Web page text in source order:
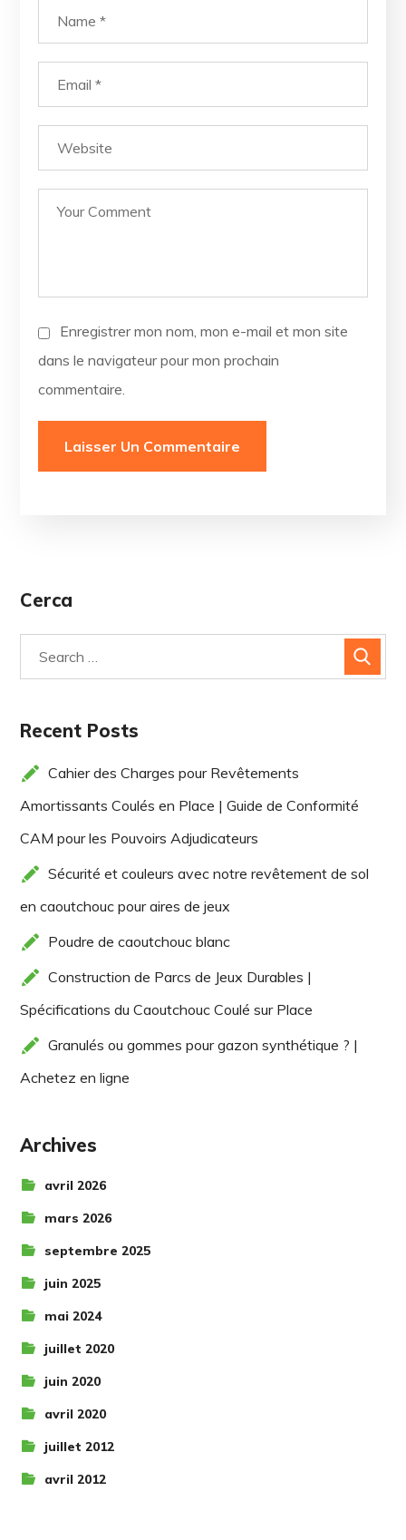
Enregistrer mon nom, mon e-mail et mon site
dans le navigateur pour mon prochain
commentaire.
Cerca
Recent Posts
Cahier des Charges pour Revêtements
Amortissants Coulés en Place | Guide de Conformité
CAM pour les Pouvoirs Adjudicateurs
Sécurité et couleurs avec notre revêtement de sol
en caoutchouc pour aires de jeux
Poudre de caoutchouc blanc
Construction de Parcs de Jeux Durables |
Spécifications du Caoutchouc Coulé sur Place
Granulés ou gommes pour gazon synthétique ? |
Achetez en ligne
Archives
avril 2026
mars 2026
septembre 2025
juin 2025
mai 2024
juillet 2020
juin 2020
avril 2020
juillet 2012
avril 2012